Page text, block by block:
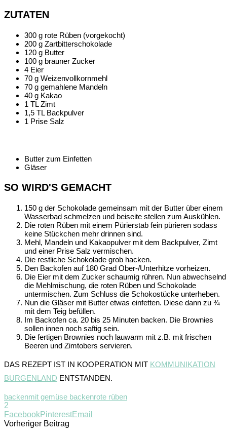
ZUTATEN
300 g rote Rüben (vorgekocht)
200 g Zartbitterschokolade
120 g Butter
100 g brauner Zucker
4 Eier
70 g Weizenvollkornmehl
70 g gemahlene Mandeln
40 g Kakao
1 TL Zimt
1,5 TL Backpulver
1 Prise Salz
Butter zum Einfetten
Gläser
SO WIRD'S GEMACHT
150 g der Schokolade gemeinsam mit der Butter über einem
Wasserbad schmelzen und beiseite stellen zum Auskühlen.
Die roten Rüben mit einem Pürierstab fein pürieren sodass
keine Stückchen mehr drinnen sind.
Mehl, Mandeln und Kakaopulver mit dem Backpulver, Zimt
und einer Prise Salz vermischen.
Die restliche Schokolade grob hacken.
Den Backofen auf 180 Grad Ober-/Unterhitze vorheizen.
Die Eier mit dem Zucker schaumig rühren. Nun abwechselnd
die Mehlmischung, die roten Rüben und Schokolade
untermischen. Zum Schluss die Schokostücke unterheben.
Nun die Gläser mit Butter etwas einfetten. Diese dann zu ¾
mit dem Teig befüllen.
Im Backofen ca. 20 bis 25 Minuten backen. Die Brownies
sollen innen noch saftig sein.
Die fertigen Brownies noch lauwarm mit z.B. mit frischen
Beeren und Zimtobers servieren.
DAS REZEPT IST IN KOOPERATION MIT KOMMUNIKATION
BURGENLAND ENTSTANDEN.
backenmit gemüse backenrote rüben
2
FacebookPinterestEmail
Vorheriger Beitrag